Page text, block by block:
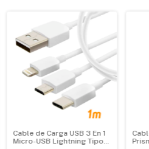
Cable de Carga USB 3 En 1
Micro-USB Lightning Tipo-